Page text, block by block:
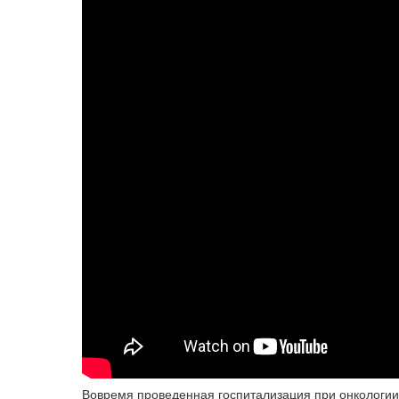
Вовремя проведенная госпитализация при